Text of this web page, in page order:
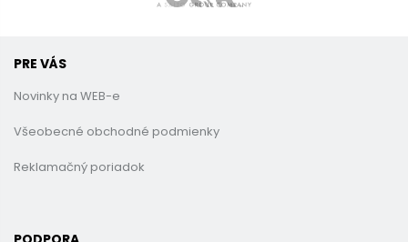
PRE VÁS
Novinky na WEB-e
Všeobecné obchodné podmienky
Reklamačný poriadok